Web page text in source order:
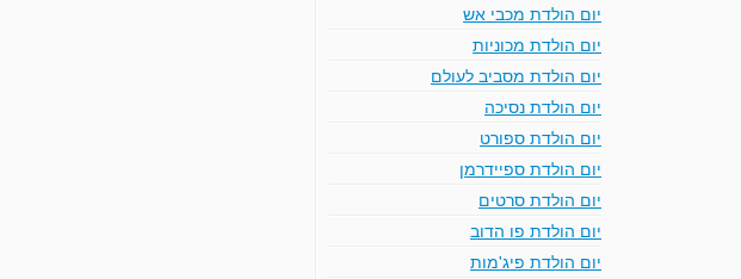
יום הולדת מכבי אש
יום הולדת מכוניות
יום הולדת מסביב לעולם
יום הולדת נסיכה
יום הולדת ספורט
יום הולדת ספיידרמן
יום הולדת סרטים
יום הולדת פו הדוב
יום הולדת פיג'מות